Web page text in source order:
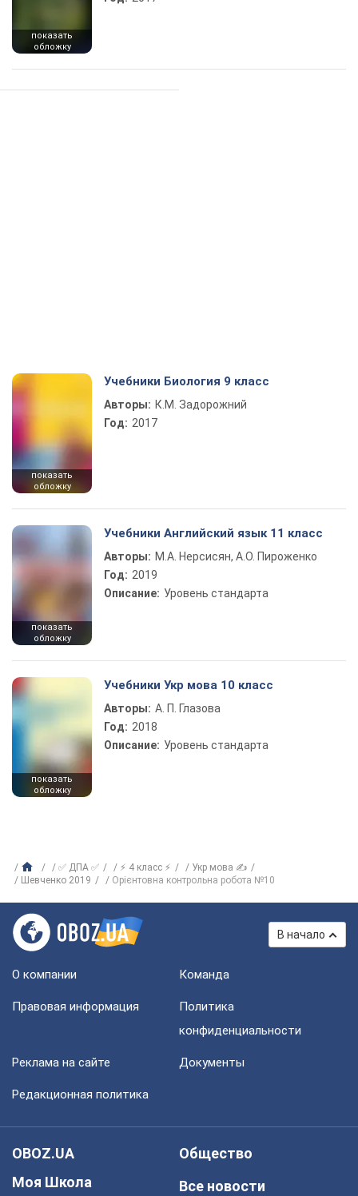
показать
обложку
показать
обложку
Учебники Биология 9 класс
Авторы: К.М. Задорожний
Год: 2017
показать
обложку
Учебники Английский язык 11 класс
Авторы: М.А. Нерсисян, А.О. Пироженко
Год: 2019
Описание: Уровень стандарта
показать
обложку
Учебники Укр мова 10 класс
Авторы: А. П. Глазова
Год: 2018
Описание: Уровень стандарта
✅ ДПА ✅ ⚡ 4 класс ⚡
Укр мова ✍
Шевченко 2019
Орієнтовна контрольна робота №10
В начало
О компании Команда
Правовая информация
Политика
конфиденциальности
Реклама на сайте Документы
Редакционная политика
OBOZ.UA
Моя Школа
Общество
Все новости